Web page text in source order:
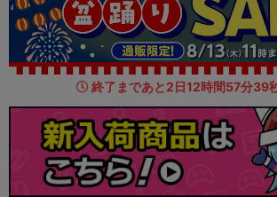
終了まであと2日12時間57分38